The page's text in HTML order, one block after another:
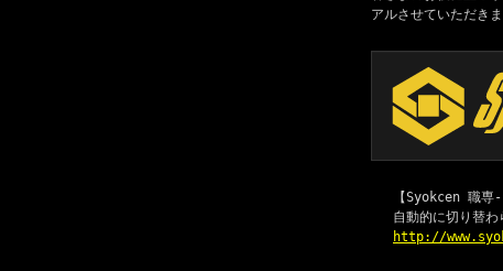
アルさせていただきま
【Syokcen 職専
自動的に切り替わ
http://